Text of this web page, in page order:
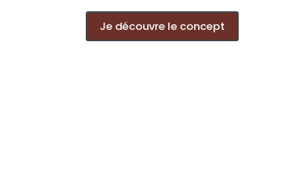
Je découvre le concept